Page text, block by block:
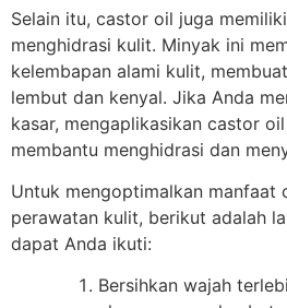
Selain itu, castor oil juga
menghidrasi kulit. Minyak ini
kelembapan alami kulit,
lembut dan kenyal. Jika Anda
kasar, mengaplikasikan castor
membantu menghidrasi dan
Untuk mengoptimalkan manfaat
perawatan kulit, berikut adalah
dapat Anda ikuti:
Bersihkan wajah